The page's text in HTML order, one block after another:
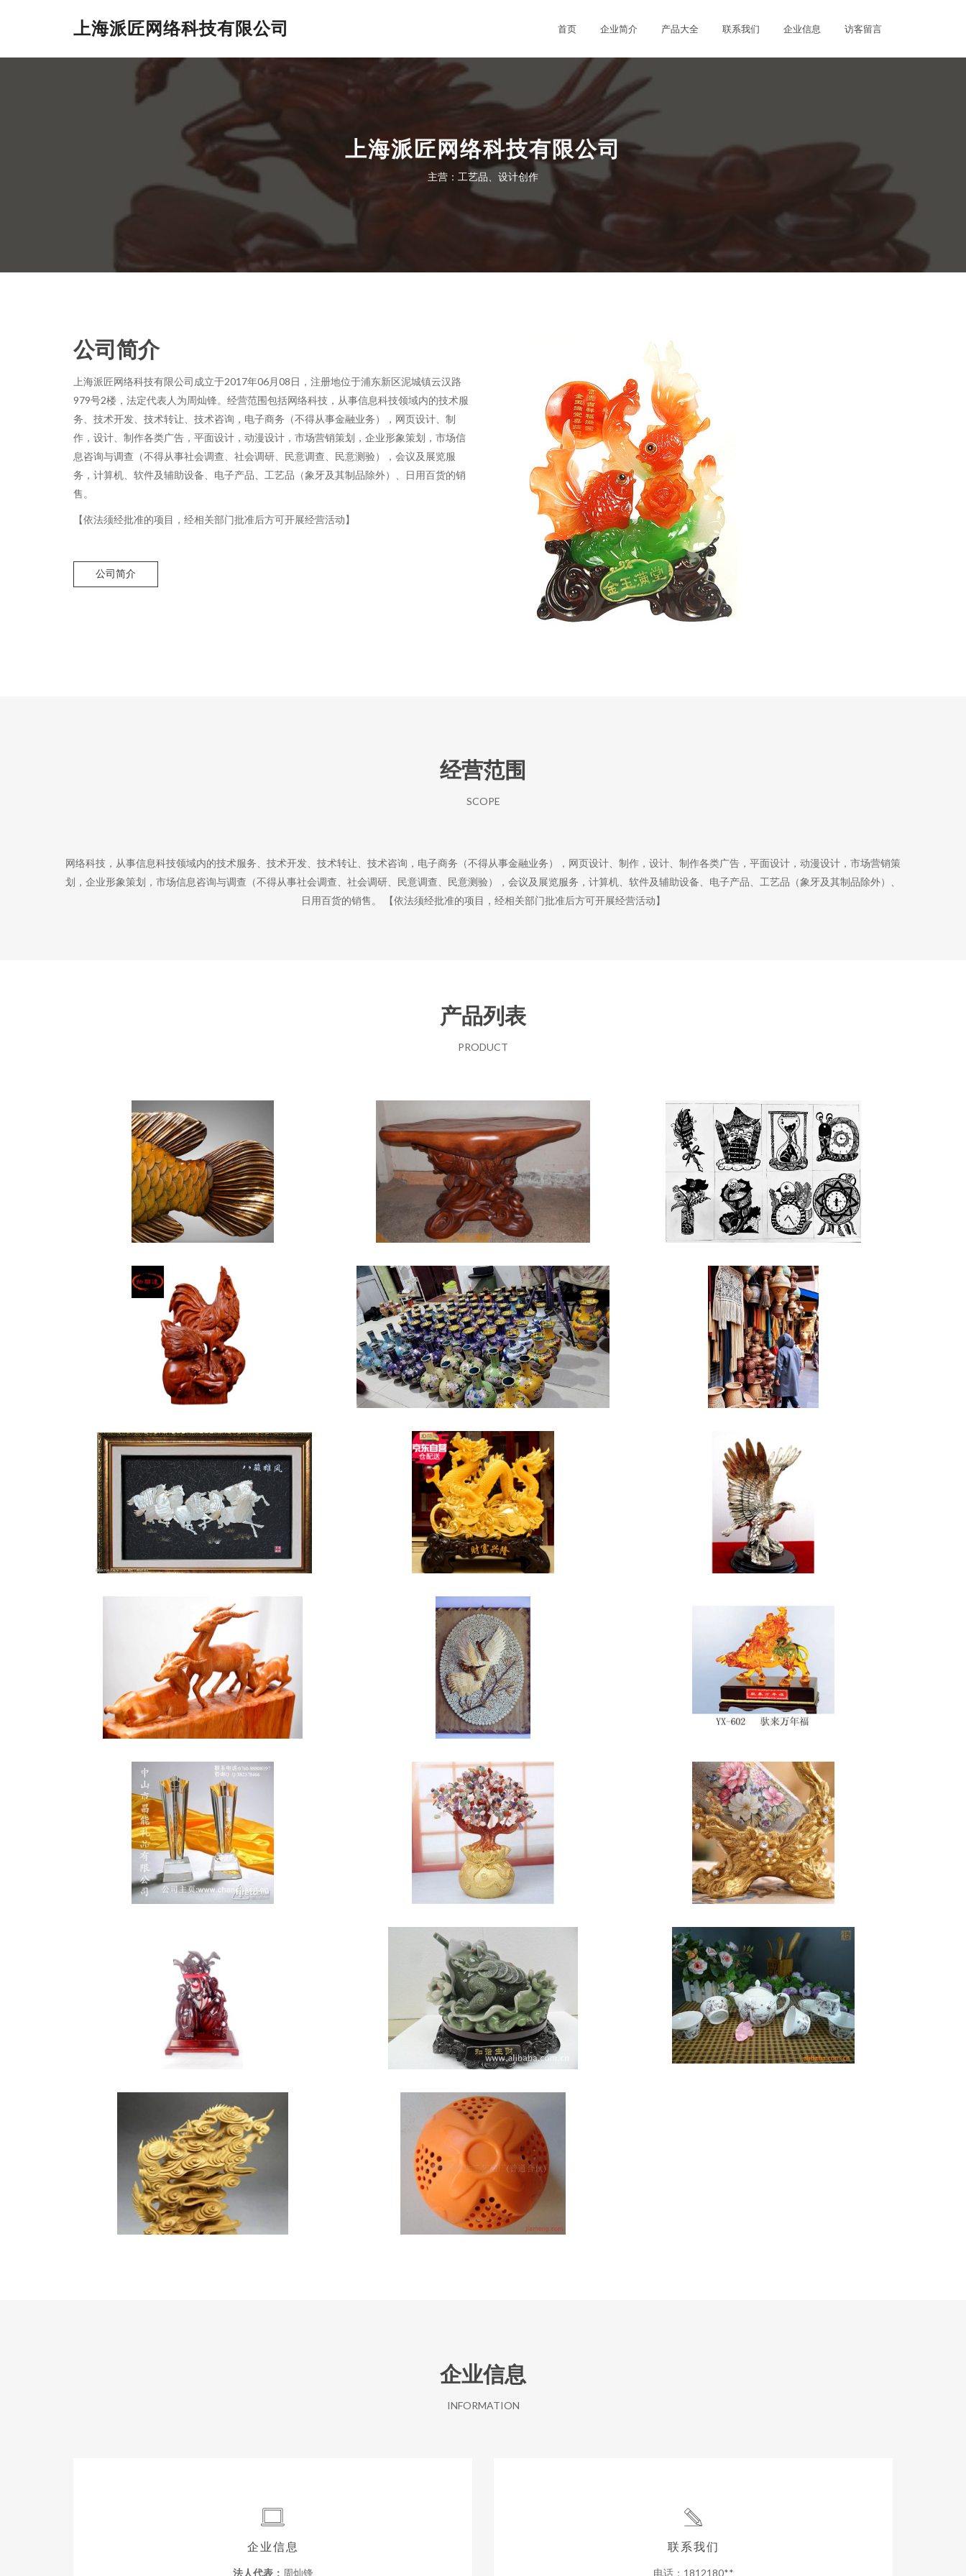
上海派匠网络科技有限公司 首页 企业简介 产品大全 联系我们 企业信息 访客留言
上海派匠网络科技有限公司
主营：工艺品、设计创作
公司简介
上海派匠网络科技有限公司成立于2017年06月08日，注册地位于浦东新区泥城镇云汉路
979号2楼，法定代表人为周灿锋。经营范围包括网络科技，从事信息科技领域内的技术服
务、技术开发、技术转让、技术咨询，电子商务（不得从事金融业务），网页设计、制
作，设计、制作各类广告，平面设计，动漫设计，市场营销策划，企业形象策划，市场信
息咨询与调查（不得从事社会调查、社会调研、民意调查、民意测验），会议及展览服
务，计算机、软件及辅助设备、电子产品、工艺品（象牙及其制品除外）、日用百货的销
售。
【依法须经批准的项目，经相关部门批准后方可开展经营活动】
公司简介
经营范围
SCOPE
网络科技，从事信息科技领域内的技术服务、技术开发、技术转让、技术咨询，电子商务（不得从事金融业务），网页设计、制作，设计、制作各类广告，平面设计，动漫设计，市场营销策
划，企业形象策划，市场信息咨询与调查（不得从事社会调查、社会调研、民意调查、民意测验），会议及展览服务，计算机、软件及辅助设备、电子产品、工艺品（象牙及其制品除外）、
日用百货的销售。 【依法须经批准的项目，经相关部门批准后方可开展经营活动】
产品列表
PRODUCT
企业信息
INFORMATION
企业信息
法人代表： 周灿锋
联系我们
电话：1812180**